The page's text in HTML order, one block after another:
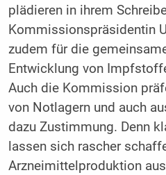
plädieren in ihrem
Kommissionspräsidentin
zudem für die
Entwicklung von
Auch die Kommission
von Notlagern und auch
dazu Zustimmung. Denn
lassen sich rascher
Arzneimittelproduktion